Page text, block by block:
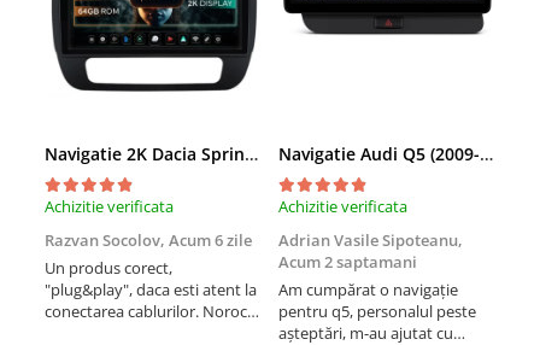
Navigatie 2K Dacia Spring (2021- Prezent), Android, S-Quadcore / 4GB RAM + 64GB ROM, 9.5 Inch - AD-BGS90042K+AD-BGRKIT366V4s
Achizitie verificata
Razvan Socolov, Acum 6 zile
Un produs corect,
"plug&play", daca esti atent la
conectarea cablurilor. Noroc
Navigatie Audi Q5 (2009-2017), Linux OS & OEM, MMI 3G, CarPlay & Android Auto Wireless, MirrorLink, Camera AHD, 12.3 Inch - AD-BGAALNXH+AD-BGRKITQ5002
Achizitie verificata
Adrian Vasile Sipoteanu,
Acum 2 saptamani
Am cumpărat o navigație
pentru q5, personalul peste
așteptări, m-au ajutat cu